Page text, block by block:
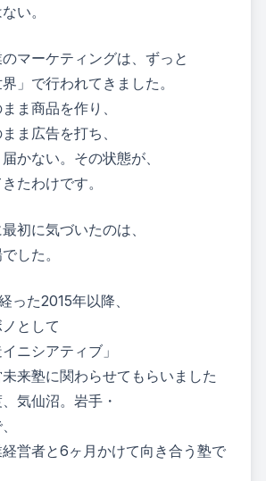
い。
マーケティングは、ずっと
」で行われてきました。
ま商品を作り、
ま広告を打ち、
かない。その状態が、
たわけです。
初に気づいたのは、
した。
った2015年以降、
として
ニシアティブ」
来塾に関わらせてもらいました
気仙沼。岩手・
営者と6ヶ月かけて向き合う塾で